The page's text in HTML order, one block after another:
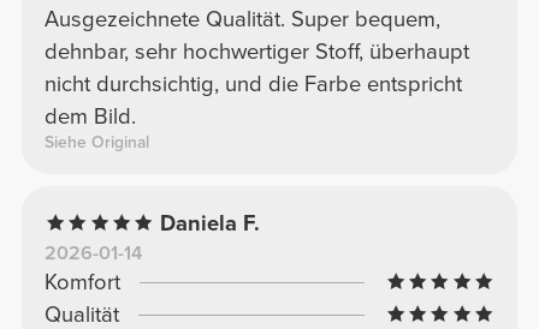
Ausgezeichnete Qualität. Super bequem,
dehnbar, sehr hochwertiger Stoff, überhaupt
nicht durchsichtig, und die Farbe entspricht
dem Bild.
Siehe Original
Daniela F.
2026-01-14
Komfort
Qualität